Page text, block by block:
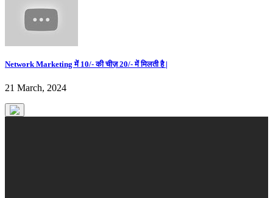
Network Marketing में 10/- की चीज़ 20/- में मिलती है |
21 March, 2024